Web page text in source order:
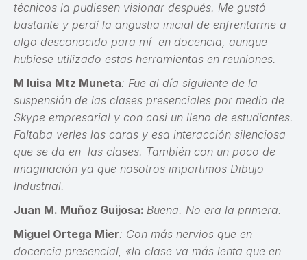
técnicos la pudiesen visionar después. Me gustó
bastante y perdí la angustia inicial de enfrentarme a
algo desconocido para mí en docencia, aunque
hubiese utilizado estas herramientas en reuniones.
M luisa Mtz Muneta: Fue al día siguiente de la
suspensión de las clases presenciales por medio de
Skype empresarial y con casi un lleno de estudiantes.
Faltaba verles las caras y esa interacción silenciosa
que se da en las clases. También con un poco de
imaginación ya que nosotros impartimos Dibujo
Industrial.
Juan M. Muñoz Guijosa: Buena. No era la primera.
Miguel Ortega Mier: Con más nervios que en
docencia presencial, «la clase va más lenta que en